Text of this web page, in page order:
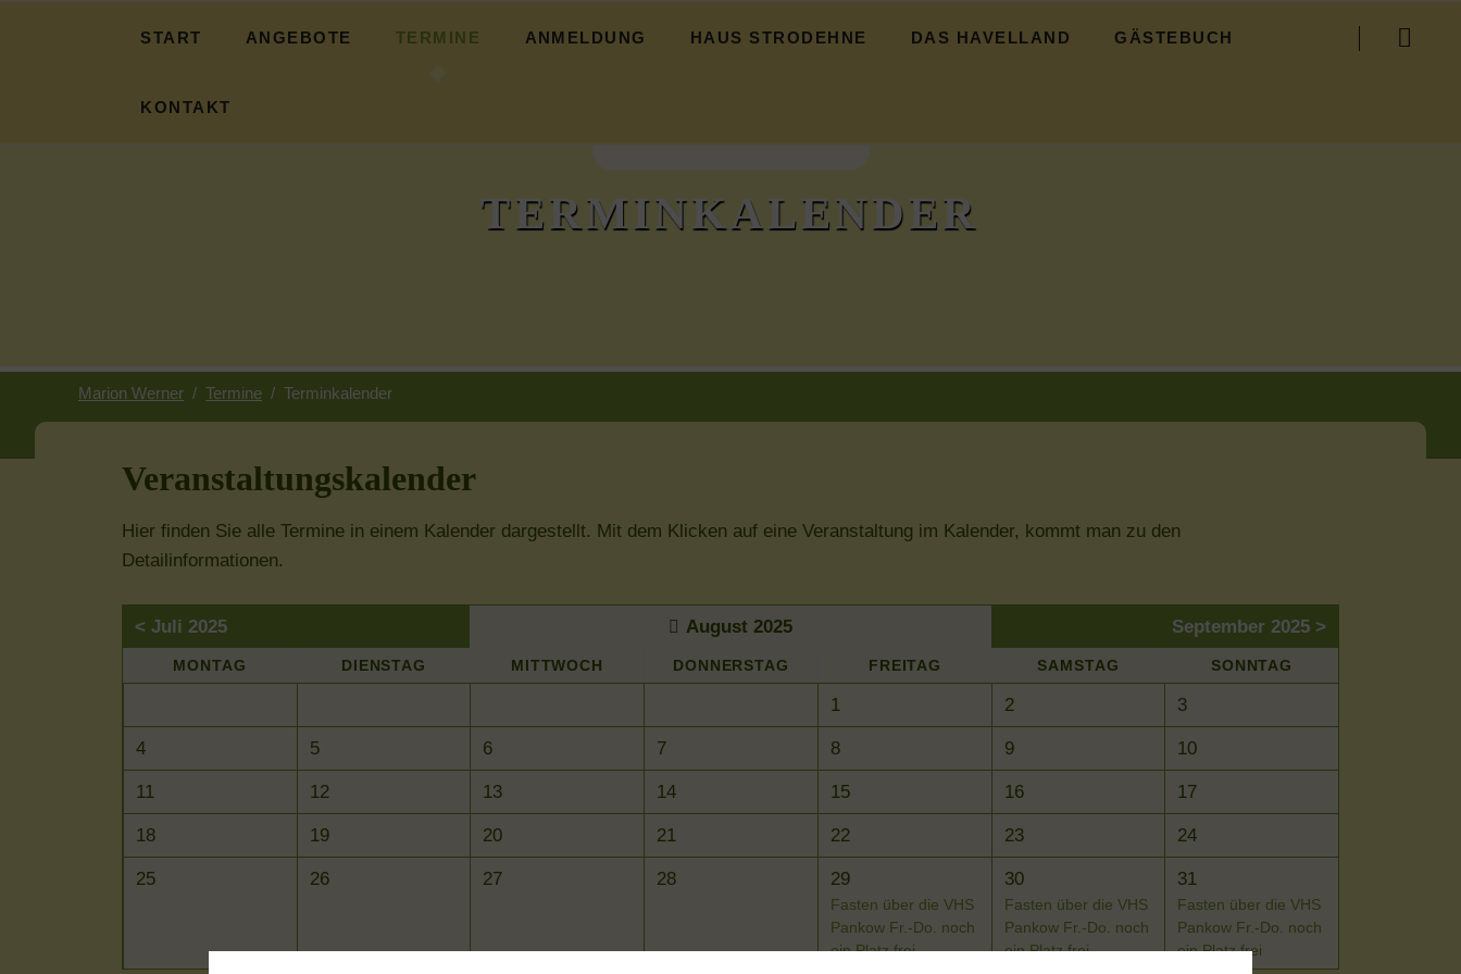
START ANGEBOTE
Kranichzeit
TERMINE ANMELDUNG HAUS STRODEHNE
Strodehne
DAS HAVELLAND GÄSTEBUCH
KONTAKT
TERMINKALENDER
Marion Werner Termine Terminkalender
Veranstaltungskalender
Hier finden Sie alle Termine in einem Kalender dargestellt. Mit dem Klicken auf eine Veranstaltung im Kalender, kommt man zu den
Detailinformationen.
< Juli 2025 August 2025 September 2025 >
MO NTAG DI ENSTAG MITTWOCH DO NNERSTAG FR EITAG SA MSTAG SO NNTAG
1 2 3
4 5 6 7 8 9 10
11 12 13 14 15 16 17
18 19 20 21 22 23 24
25 26 27 28 29
Fasten über die VHS
Pankow Fr.-Do. noch
ein Platz frei
30
Fasten über die VHS
Pankow Fr.-Do. noch
ein Platz frei
31
Fasten über die VHS
Pankow Fr.-Do. noch
ein Platz frei